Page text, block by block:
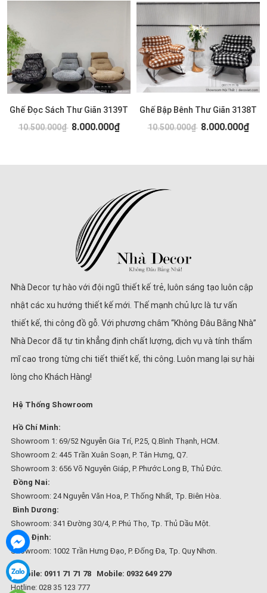
Ghế Đọc Sách Thư Giãn 3139T
10.500.000₫ 8.000.000₫
Ghế Bập Bênh Thư Giãn 3138T
10.500.000₫ 8.000.000₫
Nhà Decor tự hào với đội ngũ thiết kế trẻ, luôn sáng tạo luôn cập
nhật các xu hướng thiết kế mới. Thế mạnh chủ lực là tư vấn
thiết kế, thi công đồ gỗ. Với phương châm “Không Đâu Bằng Nhà”
Nhà Decor đã tự tin khẳng định chất lượng, dịch vụ và tính thẩm
mĩ cao trong từng chi tiết thiết kế, thi công. Luôn mang lại sự hài
lòng cho Khách Hàng!
Hệ Thống Showroom
Hồ Chí Minh:
Showroom 1: 69/52 Nguyễn Gia Trí, P.25, Q.Bình Thạnh, HCM.
Showroom 2: 445 Trần Xuân Soạn, P. Tân Hưng, Q7.
Showroom 3: 656 Võ Nguyên Giáp, P. Phước Long B, Thủ Đức.
Đồng Nai:
Showroom: 24 Nguyễn Văn Hoa, P. Thống Nhất, Tp. Biên Hòa.
Bình Dương:
Showroom: 341 Đường 30/4, P. Phú Thọ, Tp. Thủ Dầu Một.
Bình Định:
Showroom: 1002 Trần Hưng Đạo, P. Đống Đa, Tp. Quy Nhơn.
Mobile: 0911 71 71 78
Mobile: 0932 649 279
Hotline: 028 35 123 777